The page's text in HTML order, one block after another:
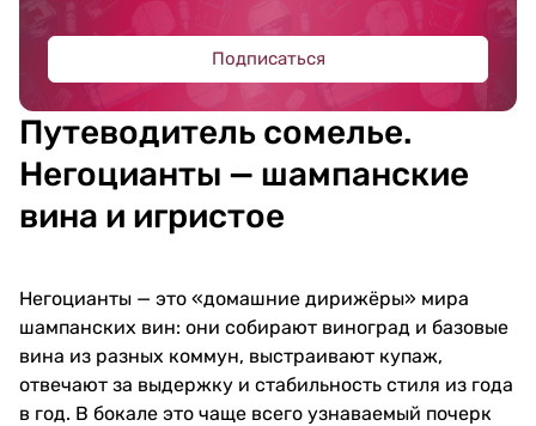
Подписаться
Путеводитель сомелье.
Негоцианты — шампанские
вина и игристое
Негоцианты — это «домашние дирижёры» мира
шампанских вин: они собирают виноград и базовые
вина из разных коммун, выстраивают купаж,
отвечают за выдержку и стабильность стиля из года
в год. В бокале это чаще всего узнаваемый почерк